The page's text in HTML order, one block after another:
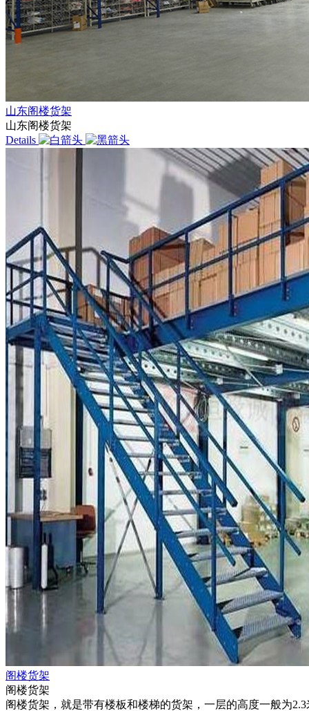
山东阁楼货架
山东阁楼货架
Details
阁楼货架
阁楼货架
阁楼货架，就是带有楼板和楼梯的货架，一层的高度一般为